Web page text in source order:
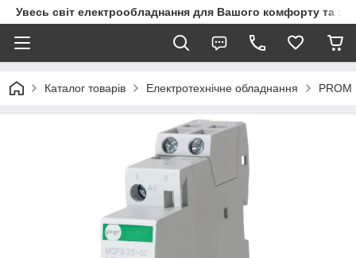
Увесь світ електрообладнання для Вашого комфорту та
Каталог товарів Електротехнічне обладнання PROM